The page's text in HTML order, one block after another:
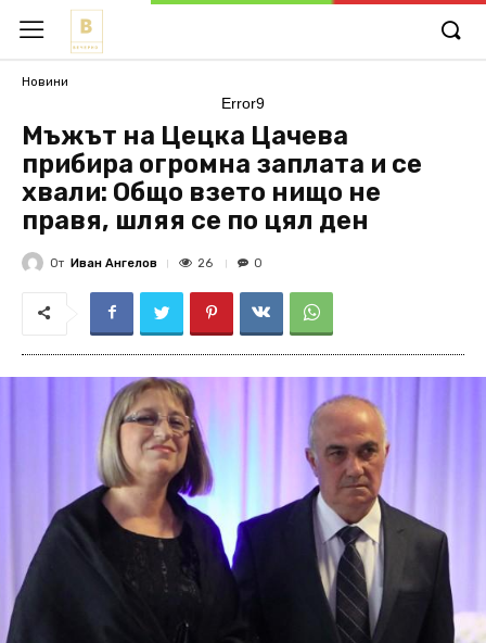
Новини
Error9
Мъжът на Цецка Цачева
прибира огромна заплата и се
хвали: Общо взето нищо не
правя, шляя се по цял ден
От Иван Ангелов 26 0